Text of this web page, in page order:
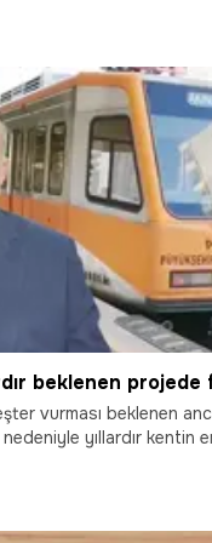
vurması beklenen
nedeniyle yıllardır kentin
olduğunu müjdeledi.